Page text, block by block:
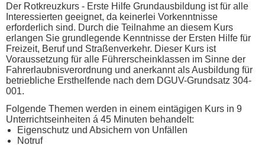
Der Rotkreuzkurs - Erste Hilfe Grundausbildung ist für alle
Interessierten geeignet, da keinerlei Vorkenntnisse
erforderlich sind. Durch die Teilnahme an diesem Kurs
erlangen Sie grundlegende Kenntnisse der Ersten Hilfe für
Freizeit, Beruf und Straßenverkehr. Dieser Kurs ist
Voraussetzung für alle Führerscheinklassen im Sinne der
Fahrerlaubnisverordnung und anerkannt als Ausbildung für
betriebliche Ersthelfende nach dem DGUV-Grundsatz 304-
001.
Folgende Themen werden in einem eintägigen Kurs in 9
Unterrichtseinheiten á 45 Minuten behandelt:
Eigenschutz und Absichern von Unfällen
Notruf